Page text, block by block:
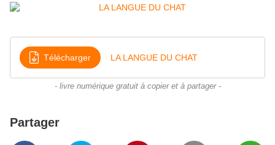
Télécharger LA LANGUE DU CHAT
- livre numérique gratuit à copier et à partager -
Partager